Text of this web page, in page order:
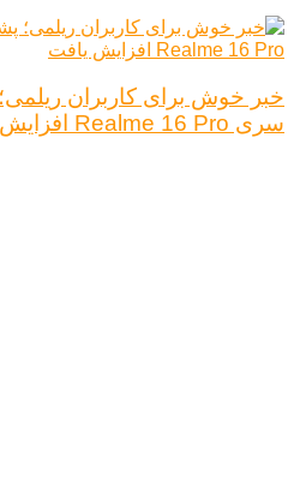
خبر خوش برای کاربران
سری Realme 16 Pro افزایش یافت